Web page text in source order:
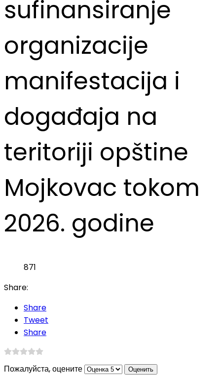
sufinansiranje
organizacije
manifestacija i
događaja na
teritoriji opštine
Mojkovac tokom
2026. godine
871
Share:
Share
Tweet
Share
Пожалуйста, оцените